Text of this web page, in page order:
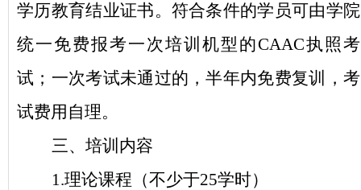
学历教育结业证书。符合条件的学员可由学院
统一免费报考一次培训机型的CAAC执照考
试；一次考试未通过的，半年内免费复训，考
试费用自理。
三、培训内容
1.理论课程（不少于25学时）